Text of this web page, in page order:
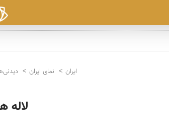
ایران نمای ایران
لاله